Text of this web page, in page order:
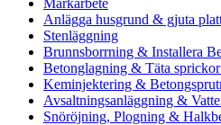
Anlägga husgrund & gjuta
Stenläggning
Brunnsborrning & Installera
Betonglagning & Täta
Keminjektering &
Avsaltningsanläggning &
Snöröjning, Plogning &